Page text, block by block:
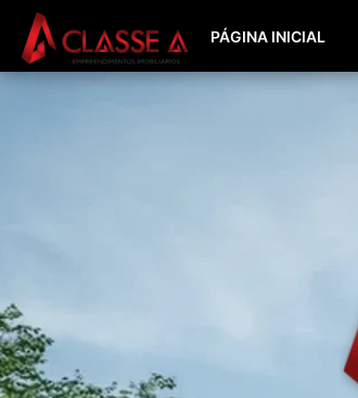
PÁGINA INICIAL